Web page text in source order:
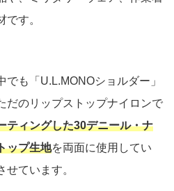
す。
も「U.L.MONOショルダー」
だのリップストップナイロンで
ティングした30デニール・ナ
ップ生地を両面に使用してい
ています。